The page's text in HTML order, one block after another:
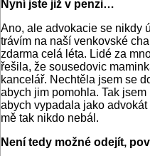
Nyní jste již v penzi…
Ano, ale advokacie se nikdy
trávím na naší venkovské
zdarma celá léta. Lidé za
řešila, že sousedovic
kancelář. Nechtěla jsem se
abych jim pomohla. Tak
abych vypadala jako
mě tak nikdo nebál.
Není tedy možné odejít,